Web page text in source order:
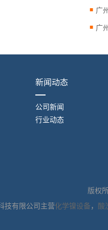
新闻动态
公司新闻
行业动态
版权
技有限公司主营化学镍设备， 酸